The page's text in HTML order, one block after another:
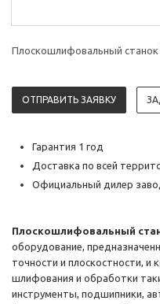
Плоскошлифовальный станок
ОТПРАВИТЬ ЗАЯВКУ
Гарантия 1 год
Доставка по всей
Официальный дилер
Плоскошлифовальный
оборудование,
точности и плоскостности, и
шлифования и обработки
инструменты, подшипники,